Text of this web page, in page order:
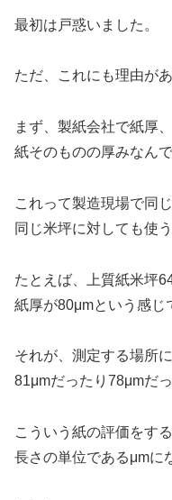
最初は戸惑いました。
ただ、これにも理由が
まず、製紙会社で紙厚
紙そのものの厚みなんで
これって製造現場で同
同じ米坪に対しても使
たとえば、上質紙米坪
紙厚が80μmという感じ
それが、測定する場所
81μmだったり78μmだっ
こういう紙の評価をす
長さの単位であるμmに